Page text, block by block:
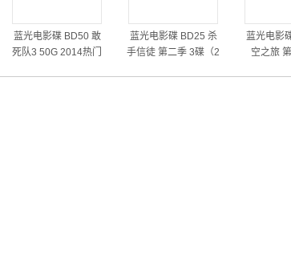
蓝光电影碟 BD50 敢
死队3 50G 2014热门
蓝光电影碟 BD25 杀
手信徒 第二季 3碟（2
蓝光电影
空之旅